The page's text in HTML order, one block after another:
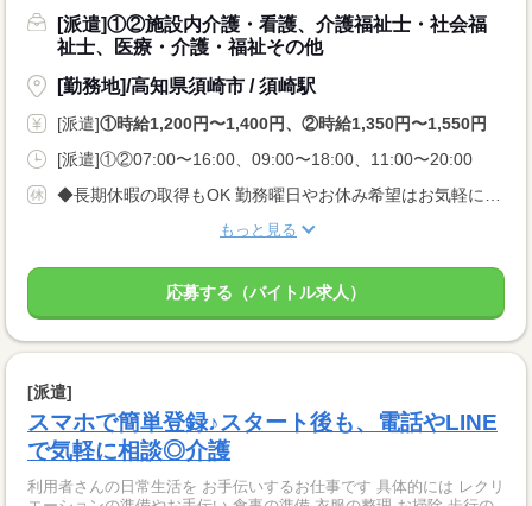
[派遣]①②施設内介護・看護、介護福祉士・社会福
祉士、医療・介護・福祉その他
[勤務地]/高知県須崎市 / 須崎駅
[派遣]①時給1,200円〜1,400円、②時給1,350円〜1,550円
[派遣]①②07:00〜16:00、09:00〜18:00、11:00〜20:00
もっと見る
応募する（バイトル求人）
[派遣]
スマホで簡単登録♪スタート後も、電話やLINE
で気軽に相談◎介護
利用者さんの日常生活を お手伝いするお仕事です 具体的には レクリ